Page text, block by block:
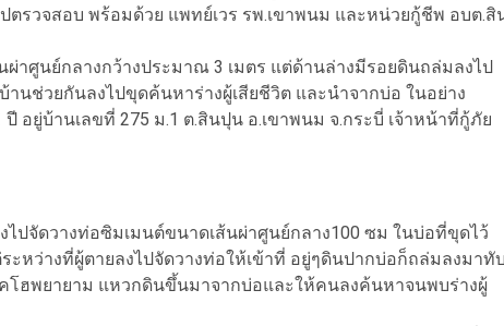
รวจสอบ พร้อมด้วย แพทย์เวร รพ.เขาพนม และหน่วยกู้ชีพ อบต.สิ
าศูนย์กลางกว้างประมาณ 3 เมตร แต่ด้านล่างมีรอยดินถล่มลงไป
นช่วยกันลงไปขุดค้นหาร่างผู้เสียชีวิต และนำจากบ่อ ในอย่าง
อยู่บ้านเลขที่ 275 ม.1 ต.สินปุน อ.เขาพนม จ.กระบี่ เจ้าหน้าที่กู้ภัย
ไปจัดวางท่อซิมเมนต์ขนาดเส้นผ่าศูนย์กลาง100 ซม ในบ่อที่ขุดไว้
ะหว่างที่ผู้ตายลงไปจัดวางท่อให้เข้าที่ อยู่ๆดินปากบ่อก็ถล่มลงมาทั
โฮพยายาม แหวกดินขึ้นมาจากบ่อและให้คนลงค้นหาจนพบร่างผู้